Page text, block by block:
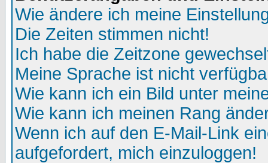
Wie ändere ich meine
Die Zeiten stimmen nicht!
Ich habe die Zeitzone
Meine Sprache ist nicht
Wie kann ich ein Bild unter
Wie kann ich meinen Rang
Wenn ich auf den E-Mail-Link
aufgefordert, mich einzuloggen!